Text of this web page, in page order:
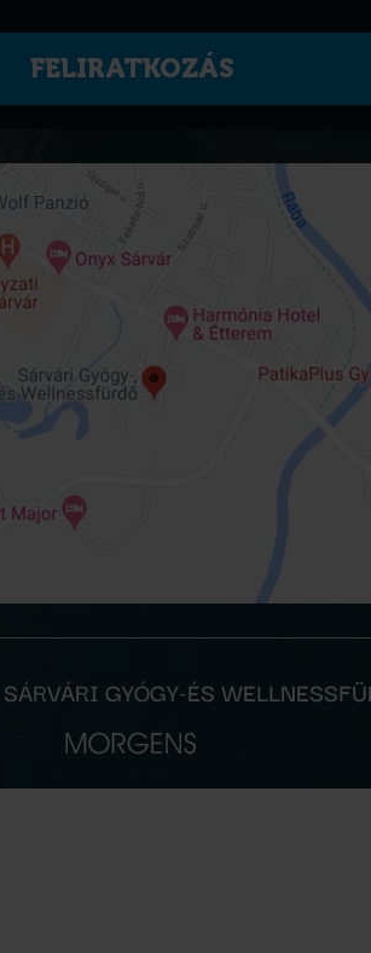
FELIRATKOZÁS
GYÓGY-ÉS